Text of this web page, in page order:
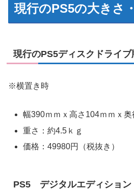
現行のPS5の大きさ
現行のPS5ディスクドライブ
※横置き時
幅390ｍｍｘ高さ104ｍｍｘ奥
重さ：約4.5ｋｇ
価格：49980円（税抜き）
PS5 デジタルエディション